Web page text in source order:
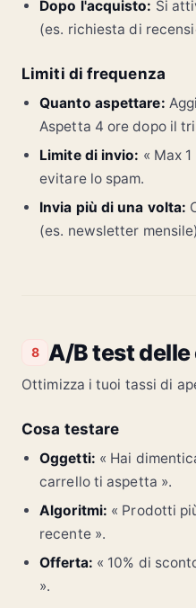
Dopo l'acquisto: Si
(es. richiesta di
Limiti di frequenza
Quanto aspettare:
Aspetta 4 ore dopo il
Limite di invio: « Max
evitare lo spam.
Invia più di una volta:
(es. newsletter
8 A/B test delle
Ottimizza i tuoi tassi di
Cosa testare
Oggetti: « Hai
carrello ti aspetta ».
Algoritmi: « Prodotti
recente ».
Offerta: « 10% di
».